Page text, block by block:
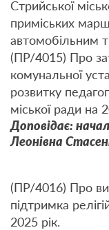
Стрийської
приміських
автомобільним
(ПР/4015) Про
комунальної
розвитку
міської ради на
Доповідає:
Леонівна
(ПР/4016) Про
підтримка
2025 рік.